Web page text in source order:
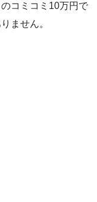
コミコミ10万円で
ません。